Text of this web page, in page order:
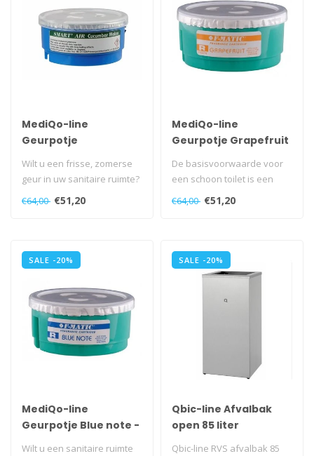
MediQo-line
Geurpotje
Cucumber-Melon - 10
stuks
Wilt u een frisse, zomerse
geur in uw sanitaire ruimte?
Dan is het geurpotje kom..
€64,00 €51,20
MediQo-line
Geurpotje Grapefruit
- 10 stuks
De basisvoorwaarde voor
een schoon toilet is een
goede hygiëne. Toch is geur
€64,00 €51,20
SALE -20%
MediQo-line
Geurpotje Blue note -
Wilt u een sanitaire ruimte
SALE -20%
Qbic-line Afvalbak
open 85 liter
Qbic-line RVS afvalbak 85